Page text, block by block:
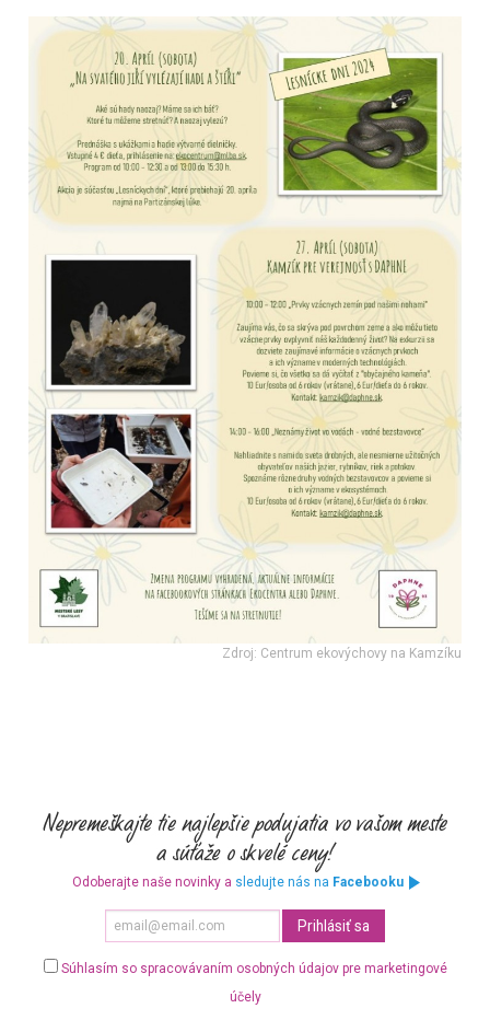
Zdroj: Centrum ekovýchovy na Kamzíku
Odoberajte naše novinky a sledujte nás na Facebooku
Súhlasím so spracovávaním osobných údajov pre marketingové
účely